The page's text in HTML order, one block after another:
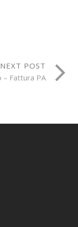
NEXT POST
– Fattura PA